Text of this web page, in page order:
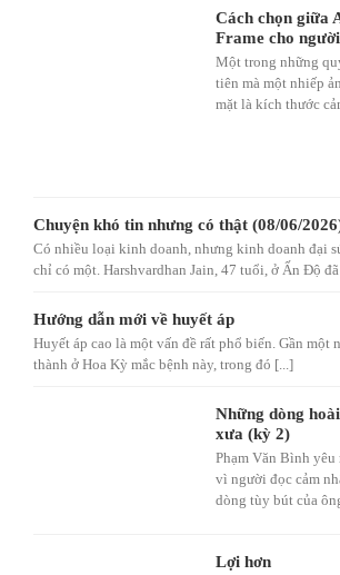
Cách chọn giữa
Frame cho
Một trong những
tiên mà một nhiếp
mặt là kích thước
Chuyện khó tin nhưng có thật (08/06/
Có nhiều loại kinh doanh, nhưng kinh doanh đại
chỉ có một. Harshvardhan Jain, 47 tuổi, ở Ấn Độ
Hướng dẫn mới về huyết áp
Huyết áp cao là một vấn đề rất phổ biến. Gần một
thành ở Hoa Kỳ mắc bệnh này, trong đó [...]
Những dòng
xưa (kỳ 2)
Phạm Văn Bình
vì người đọc cảm
dòng tùy bút của
Lợi hơn